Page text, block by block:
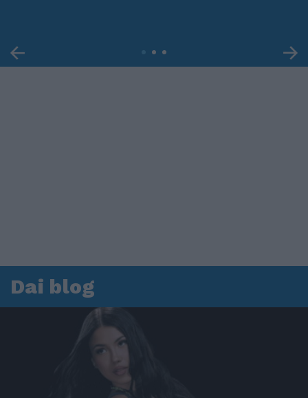
Dai blog